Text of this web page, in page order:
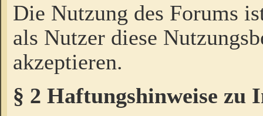
Die Nutzung des Forums
als Nutzer diese
akzeptieren.
§ 2 Haftungshinweise zu